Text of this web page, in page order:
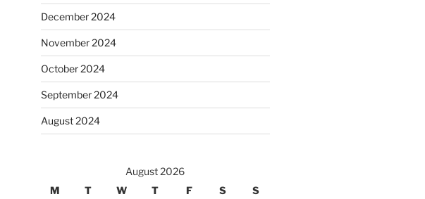
December 2024
November 2024
October 2024
September 2024
August 2024
August 2026
M
T W T F S S